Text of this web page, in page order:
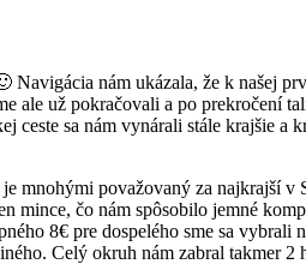
nám ukázala, že k našej
ale už pokračovali a po prekročení
sa nám vynárali stále krajšie a
mnohými považovaný za najkrajší v
mince, čo nám spôsobilo jemné
8€ pre dospelého sme sa vybrali
Celý okruh nám zabral takmer 2